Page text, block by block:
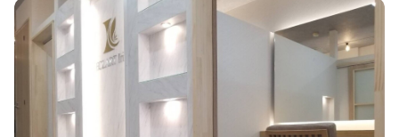
Toiro 中目黒【トイロ ナカメグロ】
中目黒駅 徒歩3分
Toiro 武蔵小杉【トイロ ムサシコスギ】
武蔵小杉駅 徒歩2分